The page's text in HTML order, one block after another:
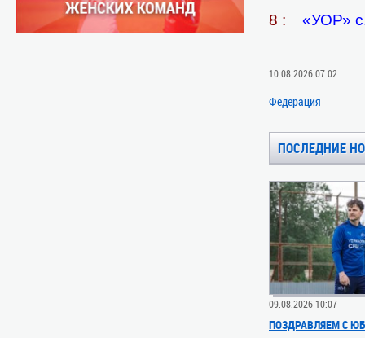
8 : «УОР»
10.08.2026 07:02
Федерация
ПОСЛЕДНИЕ
09.08.2026 10:07
ПОЗДРАВЛЯЕМ С